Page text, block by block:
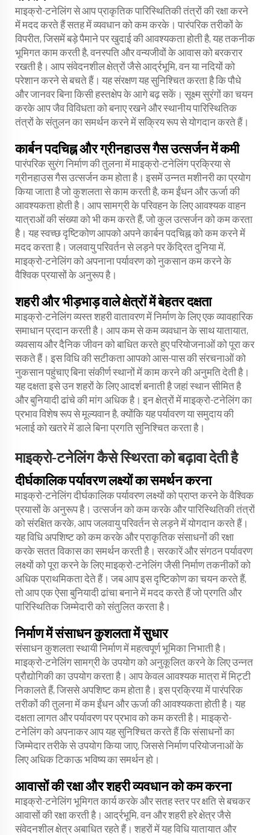
माइक्रो-टनेलिंग से आप प्राकृतिक पारिस्थितिकी तंत्रों की रक्षा करने
में मदद करते हैं सतह में व्यवधान को कम करके। पारंपरिक तरीकों के
विपरीत, जिसमें बड़े पैमाने पर खुदाई की आवश्यकता होती है, यह तकनीक
भूमिगत काम करती है, वनस्पति और वन्यजीवों के आवास को बरकरार
रखती है। आप संवेदनशील क्षेत्रों जैसे आर्द्रभूमि, वन या नदियों को
परेशान करने से बचते हैं। यह संरक्षण यह सुनिश्चित करता है कि पौधे
और जानवर बिना किसी हस्तक्षेप के आगे बढ़ सकें। सूक्ष्म सुरंगों का चयन
करके आप जैव विविधता को बनाए रखने और स्थानीय पारिस्थितिक
तंत्रों के संतुलन का समर्थन करने में सक्रिय रूप से योगदान करते हैं।
कार्बन पदचिह्न और ग्रीनहाउस गैस उत्सर्जन में कमी
पारंपरिक सुरंग निर्माण की तुलना में माइक्रो-टनेलिंग प्रक्रिया से
ग्रीनहाउस गैस उत्सर्जन कम होता है। इसमें उन्नत मशीनरी का प्रयोग
किया जाता है जो कुशलता से काम करती है, कम ईंधन और ऊर्जा की
आवश्यकता होती है। आप सामग्री के परिवहन के लिए आवश्यक वाहन
यात्राओं की संख्या को भी कम करते हैं, जो कुल उत्सर्जन को कम करता
है। यह स्वच्छ दृष्टिकोण आपको अपने कार्बन पदचिह्न को कम करने में
मदद करता है। जलवायु परिवर्तन से लड़ने पर केंद्रित दुनिया में,
माइक्रो-टनेलिंग को अपनाना पर्यावरण को नुकसान कम करने के
वैश्विक प्रयासों के अनुरूप है।
शहरी और भीड़भाड़ वाले क्षेत्रों में बेहतर दक्षता
माइक्रो-टनेलिंग व्यस्त शहरी वातावरण में निर्माण के लिए एक व्यावहारिक
समाधान प्रदान करती है। आप कम से कम व्यवधान के साथ यातायात,
व्यवसाय और दैनिक जीवन को बाधित करते हुए परियोजनाओं को पूरा कर
सकते हैं। इस विधि की सटीकता आपको आस-पास की संरचनाओं को
नुकसान पहुंचाए बिना संकीर्ण स्थानों में काम करने की अनुमति देती है।
यह दक्षता इसे उन शहरों के लिए आदर्श बनाती है जहां स्थान सीमित है
और बुनियादी ढांचे की मांग अधिक है। इन क्षेत्रों में माइक्रो-टनेलिंग का
प्रभाव विशेष रूप से मूल्यवान है, क्योंकि यह पर्यावरण या समुदाय की
भलाई को खतरे में डाले बिना प्रगति सुनिश्चित करता है।
माइक्रो-टनेलिंग कैसे स्थिरता को बढ़ावा देती है
दीर्घकालिक पर्यावरण लक्ष्यों का समर्थन करना
माइक्रो-टनेलिंग दीर्घकालिक पर्यावरण लक्ष्यों को प्राप्त करने के वैश्विक
प्रयासों के अनुरूप है। उत्सर्जन को कम करके और पारिस्थितिकी तंत्रों
को संरक्षित करके, आप जलवायु परिवर्तन से लड़ने में योगदान करते हैं।
यह विधि अपशिष्ट को कम करके और प्राकृतिक संसाधनों की रक्षा
करके सतत विकास का समर्थन करती है। सरकारें और संगठन पर्यावरण
लक्ष्यों को पूरा करने के लिए माइक्रो-टनेलिंग जैसी निर्माण तकनीकों को
अधिक प्राथमिकता देते हैं। जब आप इस दृष्टिकोण का चयन करते हैं,
तो आप एक ऐसा बुनियादी ढांचा बनाने में मदद करते हैं जो प्रगति और
पारिस्थितिक जिम्मेदारी को संतुलित करता है।
निर्माण में संसाधन कुशलता में सुधार
संसाधन कुशलता स्थायी निर्माण में महत्वपूर्ण भूमिका निभाती है।
माइक्रो-टनेलिंग सामग्री के उपयोग को अनुकूलित करने के लिए उन्नत
प्रौद्योगिकी का उपयोग करता है। आप केवल आवश्यक मात्रा में मिट्टी
निकालते हैं, जिससे अपशिष्ट कम होता है। इस प्रक्रिया में पारंपरिक
तरीकों की तुलना में कम ईंधन और ऊर्जा की आवश्यकता होती है। यह
दक्षता लागत और पर्यावरण पर प्रभाव को कम करती है। माइक्रो-
टनेलिंग को अपनाकर आप यह सुनिश्चित करते हैं कि संसाधनों का
जिम्मेदार तरीके से उपयोग किया जाए, जिससे निर्माण परियोजनाओं के
लिए अधिक टिकाऊ भविष्य का समर्थन हो।
आवासों की रक्षा और शहरी व्यवधान को कम करना
माइक्रो-टनेलिंग भूमिगत कार्य करके और सतह स्तर पर क्षति से बचकर
आवासों की रक्षा करती है। आर्द्रभूमि, वन और शहरी हरे क्षेत्र जैसे
संवेदनशील क्षेत्र अबाधित रहते हैं। शहरों में यह विधि यातायात और